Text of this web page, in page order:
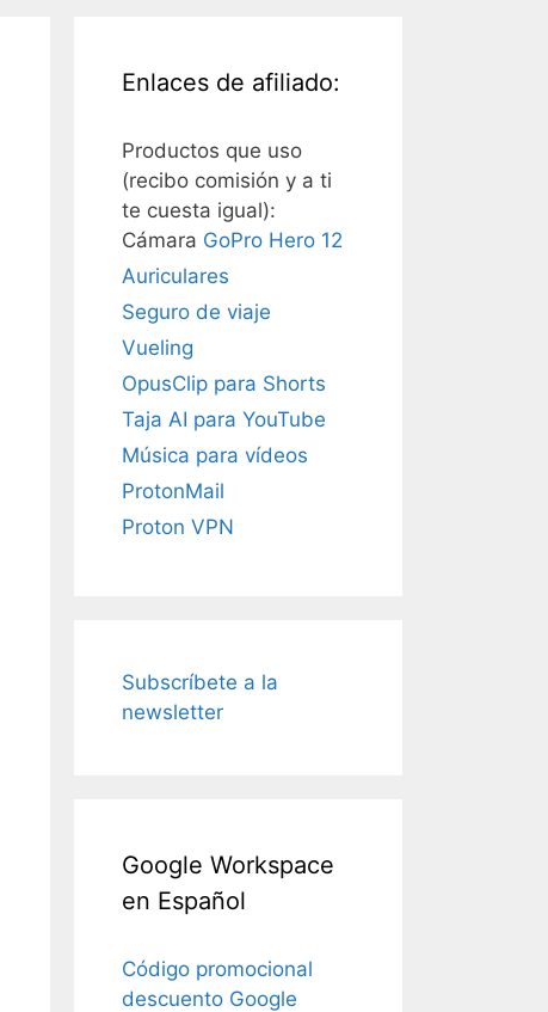
Enlaces de afiliado:
Productos que uso
(recibo comisión y a ti
te cuesta igual):
Cámara GoPro Hero 12
Auriculares
Seguro de viaje
Vueling
OpusClip para Shorts
Taja AI para YouTube
Música para vídeos
ProtonMail
Proton VPN
Subscríbete a la
newsletter
Google Workspace
en Español
Código promocional
descuento Google